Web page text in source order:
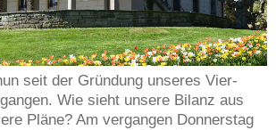
seit der Gründung unseres Vier-
Wie sieht unsere Bilanz aus
Pläne? Am vergangen Donnerstag